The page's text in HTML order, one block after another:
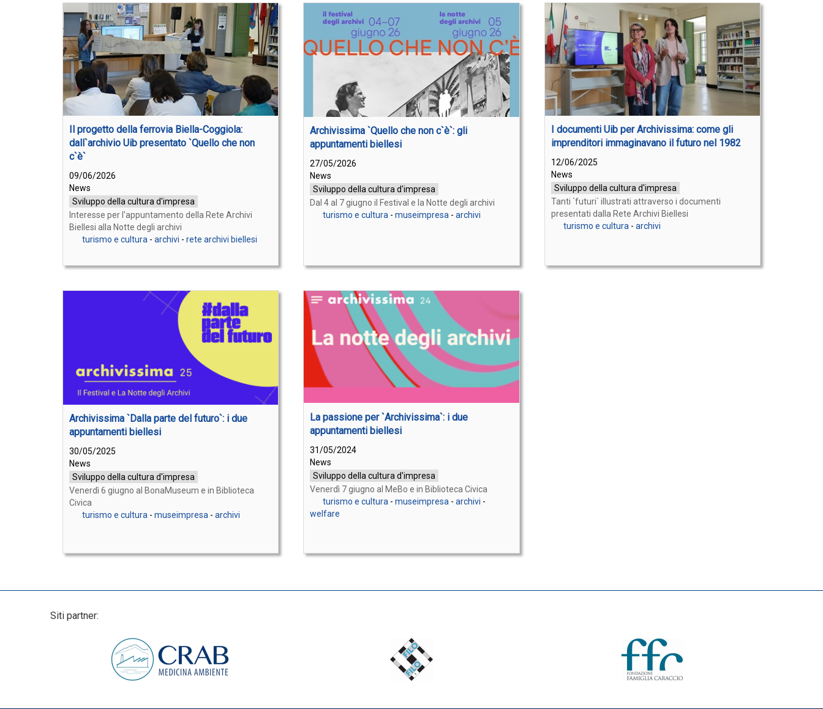
Il progetto della ferrovia Biella-Coggiola:
dall`archivio Uib presentato `Quello che non
c`è`
09/06/2026
News
Sviluppo della cultura d'impresa
Interesse per l'appuntamento della Rete Archivi
Biellesi alla Notte degli archivi
turismo e cultura - archivi - rete archivi biellesi
Archivissima `Quello che non c`è`: gli
appuntamenti biellesi
27/05/2026
News
Sviluppo della cultura d'impresa
Dal 4 al 7 giugno il Festival e la Notte degli archivi
turismo e cultura - museimpresa - archivi
I documenti Uib per Archivissima: come gli
imprenditori immaginavano il futuro nel 1982
12/06/2025
News
Sviluppo della cultura d'impresa
Tanti `futuri` illustrati attraverso i documenti
presentati dalla Rete Archivi Biellesi
turismo e cultura -archivi
Archivissima `Dalla parte del futuro`: i due
appuntamenti biellesi
30/05/2025
News
Sviluppo della cultura d'impresa
Venerdì 6 giugno al BonaMuseum e in Biblioteca
Civica
turismo e cultura - museimpresa - archivi
La passione per `Archivissima`: i due
appuntamenti biellesi
31/05/2024
News
Sviluppo della cultura d'impresa
Venerdì 7 giugno al MeBo e in Biblioteca Civica
turismo e cultura- museimpresa- archivi -
welfare
Siti partner: